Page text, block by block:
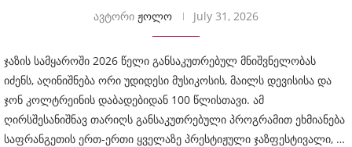
ავტორი ჟოლო July 31, 2026
ჯაზის სამყაროში 2026 წელი განსაკუთრებულ მნიშვნელობას
იძენს, აღინიშნება ორი უდიდესი მუსიკოსის, მაილს დევისისა და
ჯონ კოლტრეინის დაბადებიდან 100 წლისთავი. ამ
ღირსშესანიშნავ თარიღს განსაკუთრებული პროგრამით ეხმიანება
საფრანგეთის ერთ-ერთი ყველაზე პრესტიჟული ჯაზფესტივალი, …